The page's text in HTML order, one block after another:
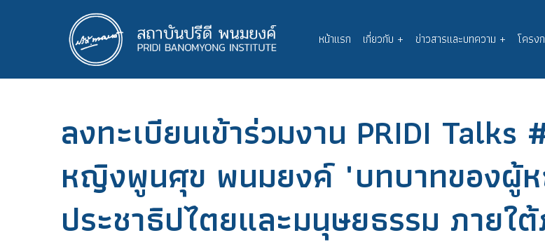
Main
navigation
หน้าแรก เกี่ยวกับ + ข่าวสารและบทความ + โครง
ลงทะเบียนเข้าร่วมงาน PRIDI
หญิงพูนศุข พนมยงค์ "บทบาทของผู้ห
ประชาธิปไตยและมนุษยธรรม ภายใ